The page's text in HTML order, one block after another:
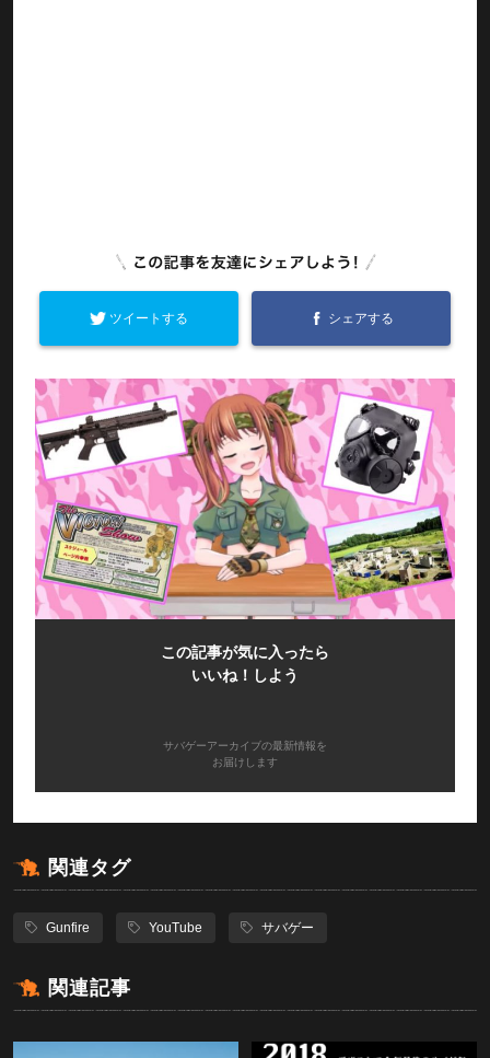
ツイートする シェアする
この記事が気に入ったら
いいね！しよう
サバゲーアーカイブの最新情報を
お届けします
関連タグ
Gunfire YouTube サバゲー
関連記事